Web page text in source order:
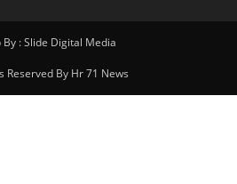
By : Slide Digital Media
Reserved By Hr 71 News